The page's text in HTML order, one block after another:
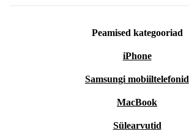
Peamised kategooriad
iPhone
Samsungi mobiiltelefonid
MacBook
Sülearvutid